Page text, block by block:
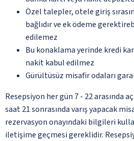
Özel talepler, otele giriş
bağlıdır ve ek ödeme
edilemez
Bu konaklama yerinde kredi
nakit kabul edilmez
Gürültüsüz misafir odaları
Resepsiyon her gün 7 - 22 arasında
saat 21 sonrasında varış yapacak
rezervasyon onayındaki bilgileri
iletişime geçmesi gereklidir.